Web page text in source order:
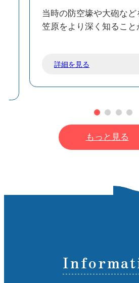
当時の防空壕や大砲など
笠原をより深く知ること
詳細を見る
もっと見る